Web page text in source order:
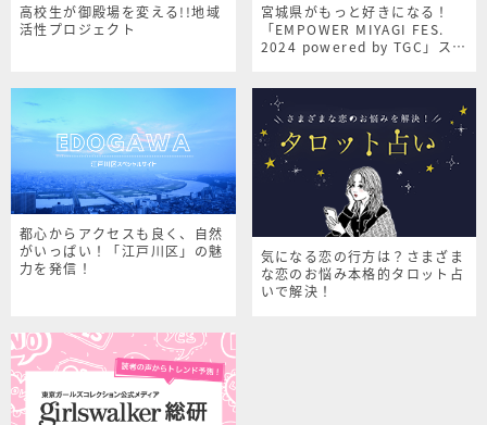
高校生が御殿場を変える!!地域
活性プロジェクト
宮城県がもっと好きになる！
「EMPOWER MIYAGI FES.
2024 powered by TGC」スペ
都心からアクセスも良く、自然
がいっぱい！「江戸川区」の魅
力を発信！
気になる恋の行方は？さまざま
な恋のお悩み本格的タロット占
いで解決！